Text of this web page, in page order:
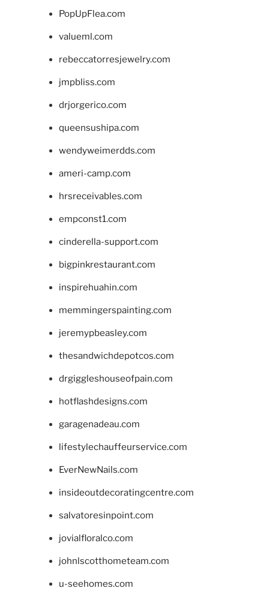
PopUpFlea.com
valueml.com
rebeccatorresjewelry.com
jmpbliss.com
drjorgerico.com
queensushipa.com
wendyweimerdds.com
ameri-camp.com
hrsreceivables.com
empconst1.com
cinderella-support.com
bigpinkrestaurant.com
inspirehuahin.com
memmingerspainting.com
jeremypbeasley.com
thesandwichdepotcos.com
drgiggleshouseofpain.com
hotflashdesigns.com
garagenadeau.com
lifestylechauffeurservice.com
EverNewNails.com
insideoutdecoratingcentre.com
salvatoresinpoint.com
jovialfloralco.com
johnlscotthometeam.com
u-seehomes.com